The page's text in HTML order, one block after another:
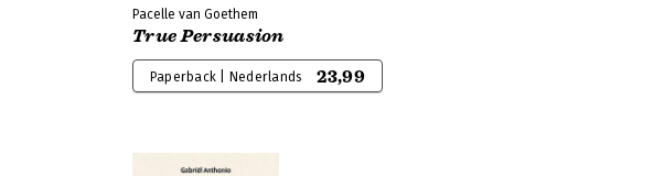
Pacelle van Goethem
True Persuasion
Paperback | Nederlands 23,99